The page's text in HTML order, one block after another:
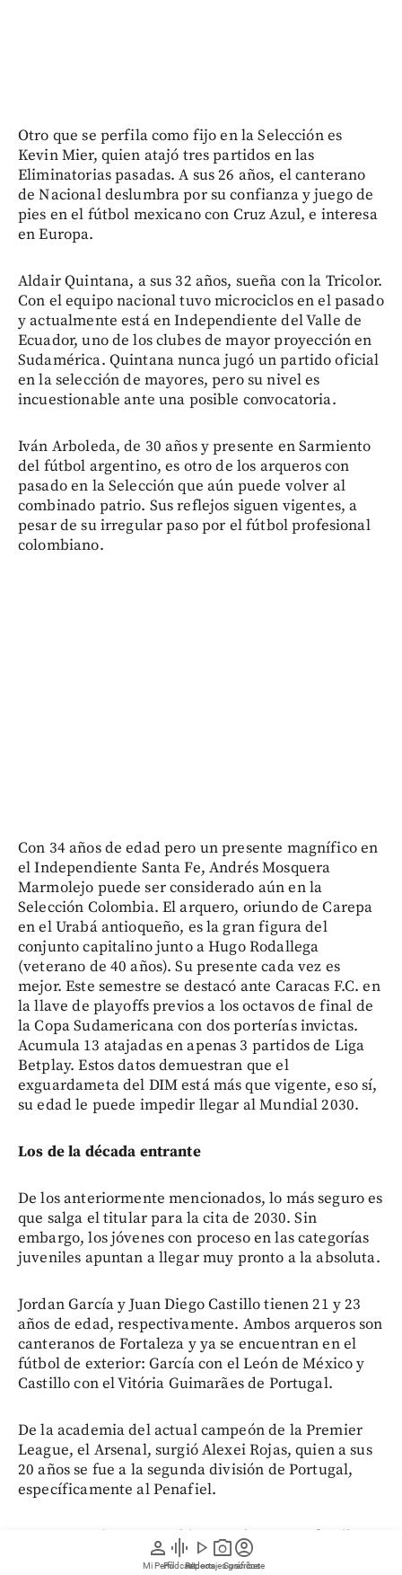
person
Mi Perfil
graphic_eq
Pódcast
play_arrow
Videos
photo_camera
Reportajes gráficos
account_circle
Suscríbete
Otro que se perfila como fijo en la Selección es
Kevin Mier, quien atajó tres partidos en las
Eliminatorias pasadas. A sus 26 años, el canterano
de Nacional deslumbra por su confianza y juego de
pies en el fútbol mexicano con Cruz Azul, e interesa
en Europa.
Aldair Quintana, a sus 32 años, sueña con la Tricolor.
Con el equipo nacional tuvo microciclos en el pasado
y actualmente está en Independiente del Valle de
Ecuador, uno de los clubes de mayor proyección en
Sudamérica. Quintana nunca jugó un partido oficial
en la selección de mayores, pero su nivel es
incuestionable ante una posible convocatoria.
Iván Arboleda, de 30 años y presente en Sarmiento
del fútbol argentino, es otro de los arqueros con
pasado en la Selección que aún puede volver al
combinado patrio. Sus reflejos siguen vigentes, a
pesar de su irregular paso por el fútbol profesional
colombiano.
Con 34 años de edad pero un presente magnífico en
el Independiente Santa Fe, Andrés Mosquera
Marmolejo puede ser considerado aún en la
Selección Colombia. El arquero, oriundo de Carepa
en el Urabá antioqueño, es la gran figura del
conjunto capitalino junto a Hugo Rodallega
(veterano de 40 años). Su presente cada vez es
mejor. Este semestre se destacó ante Caracas F.C. en
la llave de playoffs previos a los octavos de final de
la Copa Sudamericana con dos porterías invictas.
Acumula 13 atajadas en apenas 3 partidos de Liga
Betplay. Estos datos demuestran que el
exguardameta del DIM está más que vigente, eso sí,
su edad le puede impedir llegar al Mundial 2030.
Los de la década entrante
De los anteriormente mencionados, lo más seguro es
que salga el titular para la cita de 2030. Sin
embargo, los jóvenes con proceso en las categorías
juveniles apuntan a llegar muy pronto a la absoluta.
Jordan García y Juan Diego Castillo tienen 21 y 23
años de edad, respectivamente. Ambos arqueros son
canteranos de Fortaleza y ya se encuentran en el
fútbol de exterior: García con el León de México y
Castillo con el Vitória Guimarães de Portugal.
De la academia del actual campeón de la Premier
League, el Arsenal, surgió Alexei Rojas, quien a sus
20 años se fue a la segunda división de Portugal,
específicamente al Penafiel.
Para consultar contenido premium o profundizar
sobre sus temas de interés de Medellín, Antioquia,